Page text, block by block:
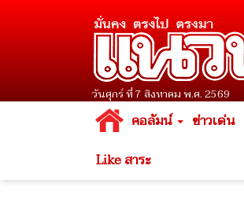
วันศุกร์ ที่ 7 สิงหาคม พ.ศ. 2569
คอลัมน์ ข่าวเด่น
Like สาระ